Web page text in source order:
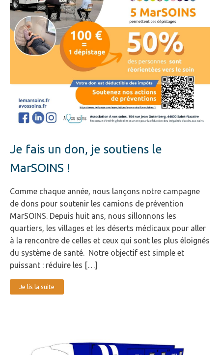
Je fais un don, je soutiens le
MarSOINS !
Comme chaque année, nous lançons notre campagne
de dons pour soutenir les camions de prévention
MarSOINS. Depuis huit ans, nous sillonnons les
quartiers, les villages et les déserts médicaux pour aller
à la rencontre de celles et ceux qui sont les plus éloignés
du système de santé. Notre objectif est simple et
puissant : réduire les […]
Je lis la suite